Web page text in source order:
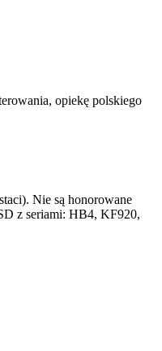
opiekę polskiego
Nie są honorowane
z seriami: HB4, KF920,